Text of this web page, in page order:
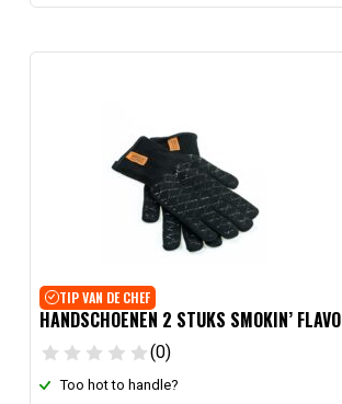
TIP VAN DE CHEF
HANDSCHOENEN 2 STUKS SMOKIN’
(0)
Too hot to handle?